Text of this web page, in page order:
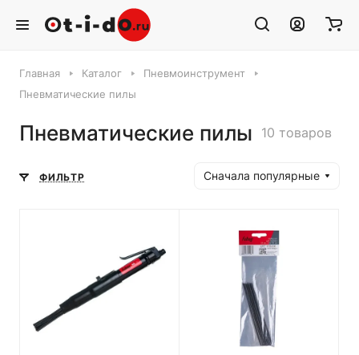
Главная Каталог
Пневмоинструмент
Пневматические пилы
Пневматические пилы 10 товаров
ФИЛЬТР Сначала популярные